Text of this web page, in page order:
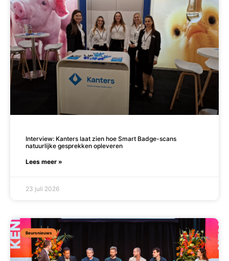
Interview: Kanters laat zien hoe Smart Badge-scans
natuurlijke gesprekken opleveren
Lees meer »
23 juli 2026
Beursnieuws